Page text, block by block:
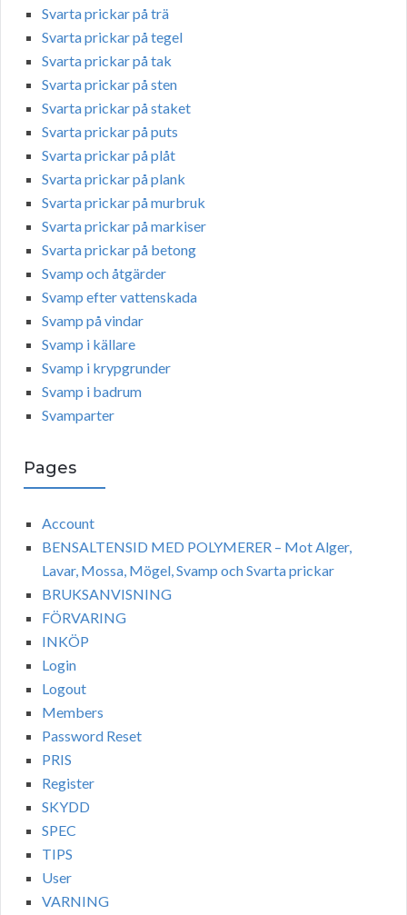
Svarta prickar på trä
Svarta prickar på tegel
Svarta prickar på tak
Svarta prickar på sten
Svarta prickar på staket
Svarta prickar på puts
Svarta prickar på plåt
Svarta prickar på plank
Svarta prickar på murbruk
Svarta prickar på markiser
Svarta prickar på betong
Svamp och åtgärder
Svamp efter vattenskada
Svamp på vindar
Svamp i källare
Svamp i krypgrunder
Svamp i badrum
Svamparter
Pages
Account
BENSALTENSID MED POLYMERER – Mot Alger,
Lavar, Mossa, Mögel, Svamp och Svarta prickar
BRUKSANVISNING
FÖRVARING
INKÖP
Login
Logout
Members
Password Reset
PRIS
Register
SKYDD
SPEC
TIPS
User
VARNING